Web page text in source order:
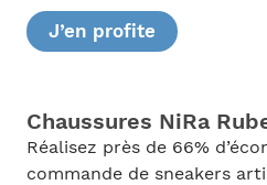
J’en profite
Chaussures NiRa
Réalisez près de 66%
commande de sneakers